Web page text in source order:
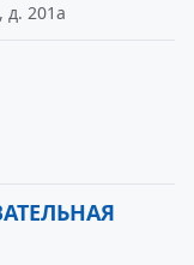
д. 201а